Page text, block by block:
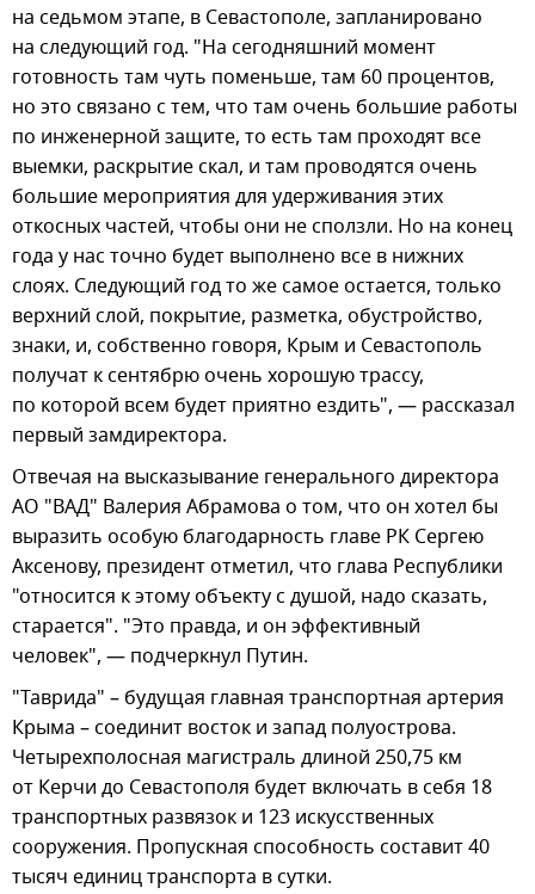
на седьмом этапе, в Севастополе, запланировано
на следующий год. "На сегодняшний момент
готовность там чуть поменьше, там 60 процентов,
но это связано с тем, что там очень большие работы
по инженерной защите, то есть там проходят все
выемки, раскрытие скал, и там проводятся очень
большие мероприятия для удерживания этих
откосных частей, чтобы они не сползли. Но на конец
года у нас точно будет выполнено все в нижних
слоях. Следующий год то же самое остается, только
верхний слой, покрытие, разметка, обустройство,
знаки, и, собственно говоря, Крым и Севастополь
получат к сентябрю очень хорошую трассу,
по которой всем будет приятно ездить", — рассказал
первый замдиректора.
Отвечая на высказывание генерального директора
АО "ВАД" Валерия Абрамова о том, что он хотел бы
выразить особую благодарность главе РК Сергею
Аксенову, президент отметил, что глава Республики
"относится к этому объекту с душой, надо сказать,
старается". "Это правда, и он эффективный
человек", — подчеркнул Путин.
"Таврида" – будущая главная транспортная артерия
Крыма – соединит восток и запад полуострова.
Четырехполосная магистраль длиной 250,75 км
от Керчи до Севастополя будет включать в себя 18
транспортных развязок и 123 искусственных
сооружения. Пропускная способность составит 40
тысяч единиц транспорта в сутки.